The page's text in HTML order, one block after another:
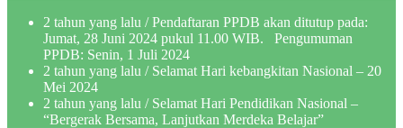
2 tahun yang lalu / Pendaftaran PPDB akan ditutup pada:
Jumat, 28 Juni 2024 pukul 11.00 WIB. Pengumuman
PPDB: Senin, 1 Juli 2024
2 tahun yang lalu / Selamat Hari kebangkitan Nasional – 20
Mei 2024
2 tahun yang lalu / Selamat Hari Pendidikan Nasional –
“Bergerak Bersama, Lanjutkan Merdeka Belajar”